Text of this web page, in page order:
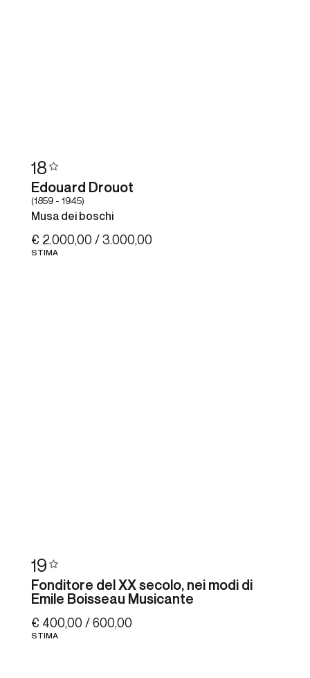
18
Edouard Drouot
(1859 - 1945)
Musa dei boschi
€ 2.000,00 / 3.000,00
STIMA
19
Fonditore del XX secolo, nei modi di
Emile Boisseau Musicante
€ 400,00 / 600,00
STIMA